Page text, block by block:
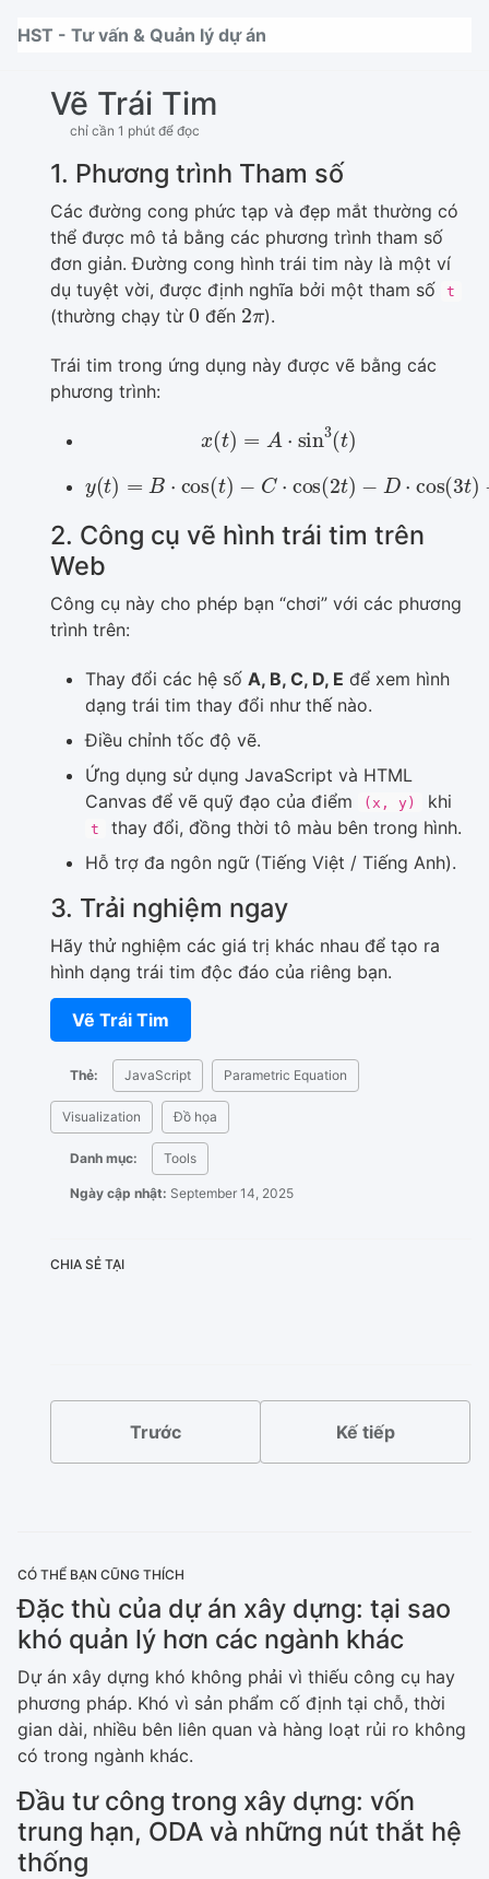
HST - Tư vấn & Quản lý dự án
Vẽ Trái Tim
chỉ cần 1 phút để đọc
1. Phương trình Tham số
Các đường cong phức tạp và đẹp mắt thường có
thể được mô tả bằng các phương trình tham số
đơn giản. Đường cong hình trái tim này là một ví
dụ tuyệt vời, được định nghĩa bởi một tham số
t
(thường chạy từ 0 đến 2π).
Trái tim trong ứng dụng này được vẽ bằng các
phương trình:
x(t ⋅ sin3 (t)
y( =B cos(t) C⋅cos(2t)− cos (3t)
− cos(4t)
2. Công cụ vẽ hình trái tim trên
Web
Công cụ này cho phép bạn “chơi” với các phương
trình trên:
Thay đổi các hệ số A, B, C, D, E để xem hình
dạng trái tim thay đổi như thế nào.
Điều chỉnh tốc độ vẽ.
Ứng dụng sử dụng JavaScript và HTML
Canvas để vẽ quỹ đạo của điểm
(x, y) khi
t
thay đổi, đồng thời tô màu bên trong hình.
Hỗ trợ đa ngôn ngữ (Tiếng Việt / Tiếng Anh).
3. Trải nghiệm ngay
Hãy thử nghiệm các giá trị khác nhau để tạo ra
hình dạng trái tim độc đáo của riêng bạn.
Vẽ Trái Tim
Thẻ: JavaScript Parametric Equation
Visualization Đồ họa
Danh mục: Tools
Ngày cập nhật: September 14, 2025
CHIA SẺ TẠI
Trước Kế tiếp
CÓ THỂ BẠN CŨNG THÍCH
Đặc thù của dự án xây dựng: tại sao
khó quản lý hơn các ngành khác
Dự án xây dựng khó không phải vì thiếu công cụ hay
phương pháp. Khó vì sản phẩm cố định tại chỗ, thời
gian dài, nhiều bên liên quan và hàng loạt rủi ro không
có trong ngành khác.
Đầu tư công trong xây dựng: vốn
trung hạn, ODA và những nút thắt hệ
thống